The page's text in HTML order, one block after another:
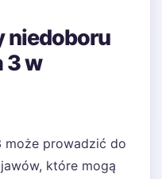
niedoboru
3 w
może prowadzić do
które mogą